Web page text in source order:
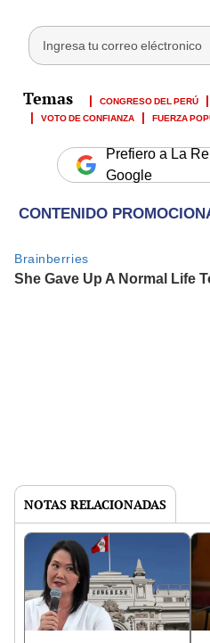
CONGRESO DEL PERÚ
VOTO DE CONFIANZA
FUERZA
Prefiero a La
Google
NOTAS RELACIONADAS